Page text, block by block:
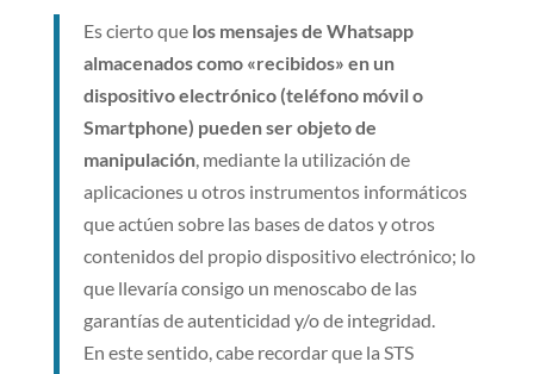
Es cierto que los mensajes de Whatsapp
almacenados como «recibidos» en un
dispositivo electrónico (teléfono móvil o
Smartphone) pueden ser objeto de
manipulación, mediante la utilización de
aplicaciones u otros instrumentos informáticos
que actúen sobre las bases de datos y otros
contenidos del propio dispositivo electrónico; lo
que llevaría consigo un menoscabo de las
garantías de autenticidad y/o de integridad.
En este sentido, cabe recordar que la STS